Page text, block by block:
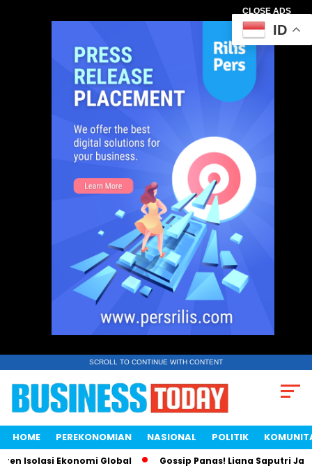
CLOSE ADS
SCROLL TO CONTINUE WITH CONTENT
HOME PEREKONOMIAN NASIONAL POLITIK
Isolasi Ekonomi Global Gossip Panas! Liana Saputri Jadi
ID